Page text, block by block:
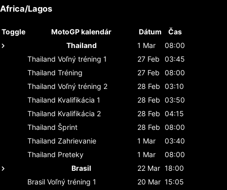
Africa/Lagos
Toggle MotoGP kalendár Dátum
Čas
Thailand
1 Mar
08:00
Thailand Voľný tréning 1 27 Feb
03:45
Thailand Tréning 27 Feb
08:00
Thailand Voľný tréning 2 28 Feb 03:10
Thailand Kvalifikácia 1 28 Feb 03:50
Thailand Kvalifikácia 2 28 Feb 04:15
Thailand Šprint 28 Feb 08:00
Thailand Zahrievanie 1 Mar
03:40
Thailand Preteky 1 Mar
08:00
Brasil
22 Mar 18:00
Brasil Voľný tréning 1 20 Mar 15:05